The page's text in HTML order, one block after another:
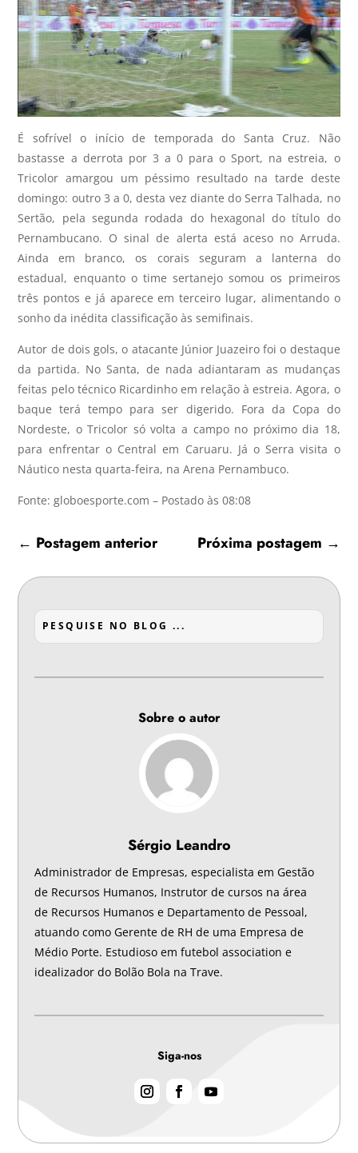
É sofrível o início de temporada do Santa Cruz. Não
bastasse a derrota por 3 a 0 para o Sport, na estreia, o
Tricolor amargou um péssimo resultado na tarde deste
domingo: outro 3 a 0, desta vez diante do Serra Talhada, no
Sertão, pela segunda rodada do hexagonal do título do
Pernambucano. O sinal de alerta está aceso no Arruda.
Ainda em branco, os corais seguram a lanterna do
estadual, enquanto o time sertanejo somou os primeiros
três pontos e já aparece em terceiro lugar, alimentando o
sonho da inédita classificação às semifinais.
Autor de dois gols, o atacante Júnior Juazeiro foi o destaque
da partida. No Santa, de nada adiantaram as mudanças
feitas pelo técnico Ricardinho em relação à estreia. Agora, o
baque terá tempo para ser digerido. Fora da Copa do
Nordeste, o Tricolor só volta a campo no próximo dia 18,
para enfrentar o Central em Caruaru. Já o Serra visita o
Náutico nesta quarta-feira, na Arena Pernambuco.
Fonte: globoesporte.com – Postado às 08:08
← Postagem anterior Próxima postagem →
Sobre o autor
Sérgio Leandro
Administrador de Empresas, especialista em Gestão
de Recursos Humanos, Instrutor de cursos na área
de Recursos Humanos e Departamento de Pessoal,
atuando como Gerente de RH de uma Empresa de
Médio Porte. Estudioso em futebol association e
idealizador do Bolão Bola na Trave.
Siga-nos